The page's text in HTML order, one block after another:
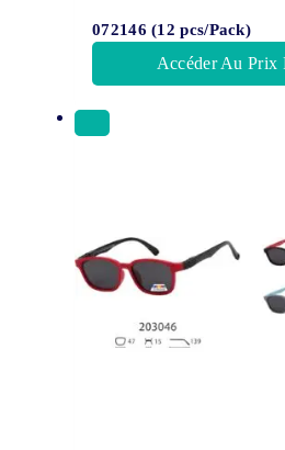
072146 (12 pcs/Pack)
Accéder Au Prix